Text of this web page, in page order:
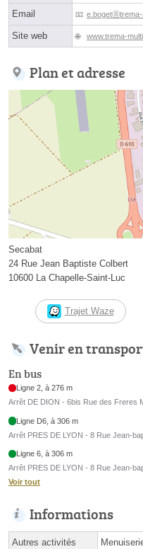
Email e.bogetⓐtrema-
Site web www.trema-
Plan et adresse
Secabat
24 Rue Jean Baptiste Colbert
10600 La Chapelle-Saint-Luc
Trajet Waze
Venir en
En bus
Ligne 2, à 276 m
Arrêt DE DION - 6bis Rue des Freres
Ligne D6, à 306 m
Arrêt PRES DE LYON - 8 Rue Jean-
Ligne 6, à 306 m
Arrêt PRES DE LYON - 8 Rue Jean-
Voir tout
Informations
Autres activités